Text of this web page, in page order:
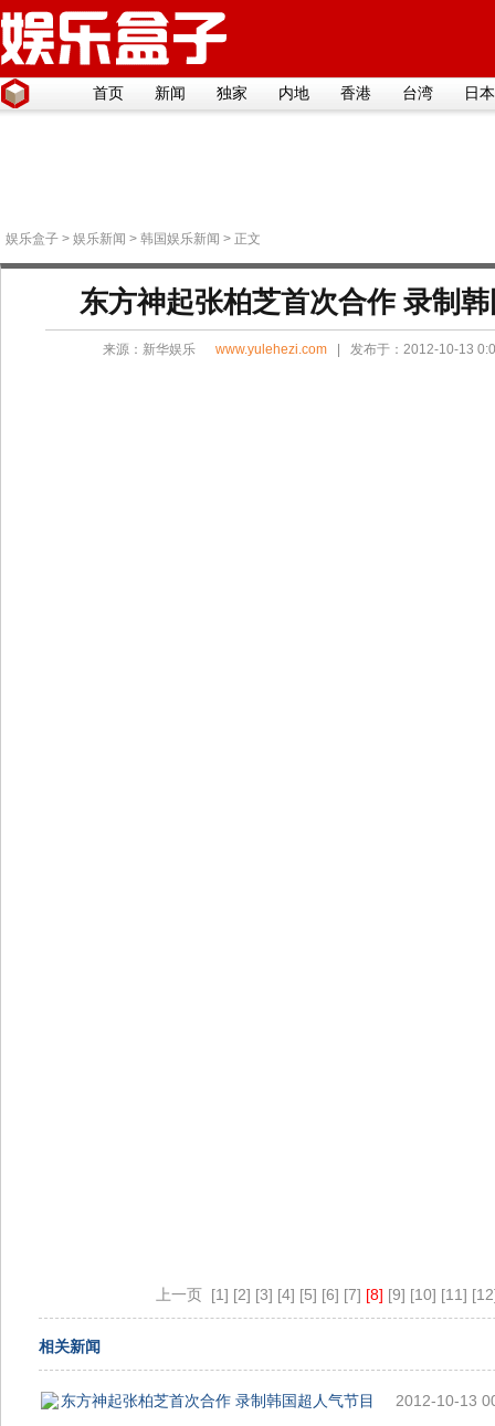
首页 新闻 独家 内地 香港 台湾 日本
娱乐盒子 > 娱乐新闻 > 韩国娱乐新闻 > 正文
东方神起张柏芝首次合作 录制
来源： 新华娱乐 www.yulehezi.com| 发布于：2012-10-13
上一页 [1] [2] [3] [4] [5] [6] [7] [8] [9] [10] [11]
相关新闻
东方神起张柏芝首次合作 录制韩国超人气节目
2012-10-13